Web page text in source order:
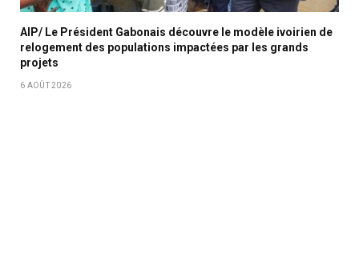
AIP/ Le Président Gabonais découvre le modèle ivoirien de
relogement des populations impactées par les grands
projets
6 AOÛT 2026